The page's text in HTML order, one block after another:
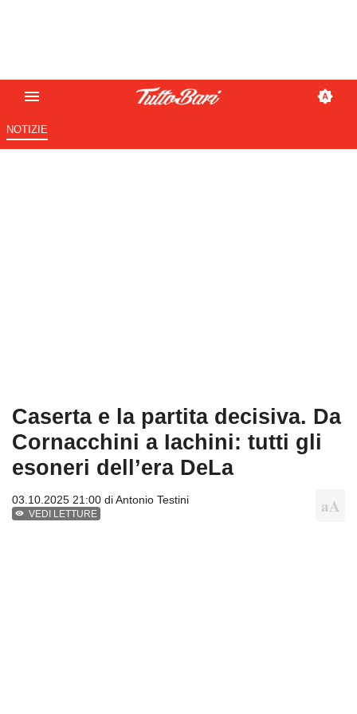
NOTIZIE
Caserta e la partita decisiva. Da
Cornacchini a Iachini: tutti gli
esoneri dell’era DeLa
03.10.2025 21:00 diAntonio Testini
VEDI LETTURE